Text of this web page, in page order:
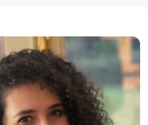
Il nostro network
La nostra comunità